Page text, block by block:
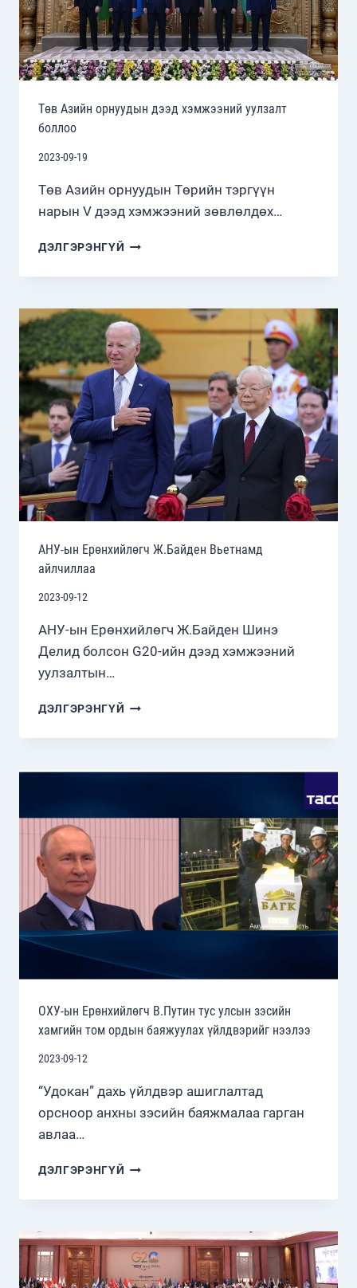
Төв Азийн орнуудын дээд хэмжээний уулзалт
боллоо
2023-09-19
Төв Азийн орнуудын Төрийн тэргүүн
нарын V дээд хэмжээний зөвлөлдөх…
ДЭЛГЭРЭНГҮЙ ТӨВ
ОРНУУДЫН
ХЭМЖЭЭНИЙ
УУЛЗАЛТ
БОЛЛОО
АНУ-ын Ерөнхийлөгч Ж.Байден Вьетнамд
айлчиллаа
2023-09-12
АНУ-ын Ерөнхийлөгч Ж.Байден Шинэ
Делид болсон G20-ийн дээд хэмжээний
уулзалтын…
ДЭЛГЭРЭНГҮЙ АНУ-
ЕРӨНХИЙЛӨГЧ
ВЬЕТНАМД
ОХУ-ын Ерөнхийлөгч В.Путин тус улсын зэсийн
хамгийн том ордын баяжуулах үйлдвэрийг нээлээ
2023-09-12
“Удокан” дахь үйлдвэр ашиглалтад
орсноор анхны зэсийн баяжмалаа гарган
авлаа…
ДЭЛГЭРЭНГҮЙ ОХУ-
ЕРӨНХИЙЛӨГЧ
УЛСЫН
ЗЭСИЙН
ХАМГИЙН